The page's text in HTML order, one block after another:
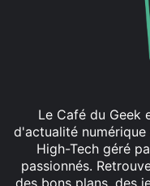
Le Café du Geek
d'actualité
High-Tech géré
passionnés.
des bons plans, des